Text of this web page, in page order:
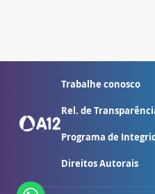
Trabalhe conosco
Rel. de
Programa de
Direitos Autorais